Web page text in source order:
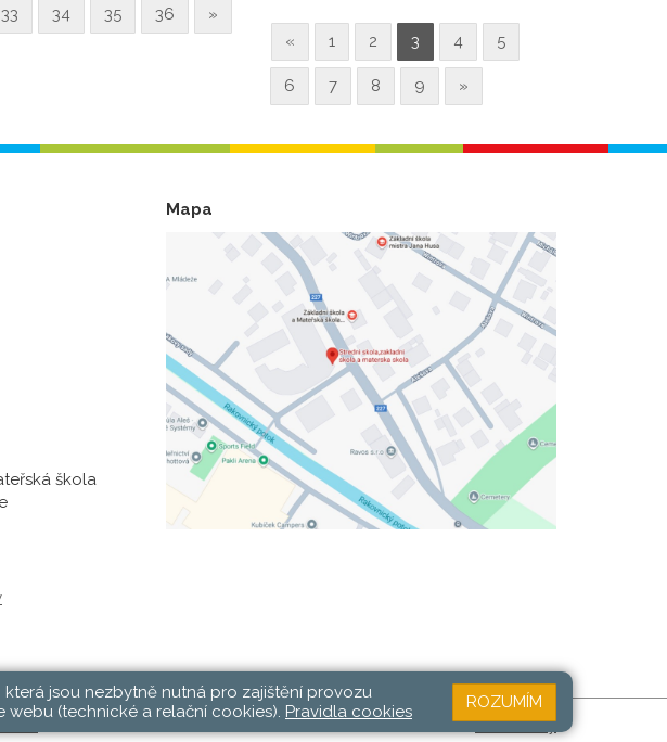
33 34 35 36 »
« 1 2 3 4 5
6 7 8 9 »
škola
Mapa
Web školy
jsou nezbytně nutná pro zajištění provozu
(technické a relační cookies). Pravidla cookies
ROZUMÍM